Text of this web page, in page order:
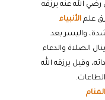
الله عنه يرزقه
علمالأنبياء
واليسر بعد
الصلاة والدعاء
وقيل يرزقه الله
الطاعات.